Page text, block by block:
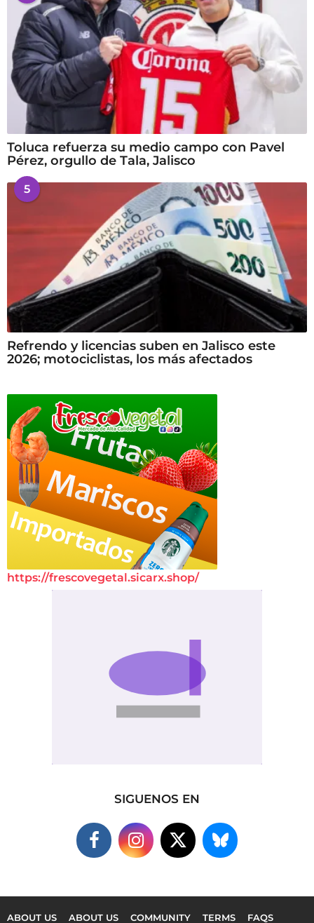
Toluca refuerza su medio campo con Pavel
Pérez, orgullo de Tala, Jalisco
5
Refrendo y licencias suben en Jalisco este
2026; motociclistas, los más afectados
https://frescovegetal.sicarx.shop/
SIGUENOS EN
ABOUT US ABOUT US COMMUNITY TERMS FAQS